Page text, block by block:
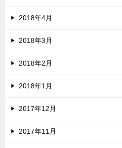
2018年4月
2018年3月
2018年2月
2018年1月
2017年12月
2017年11月